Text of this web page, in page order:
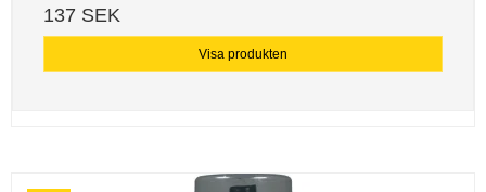
137 SEK
Visa produkten